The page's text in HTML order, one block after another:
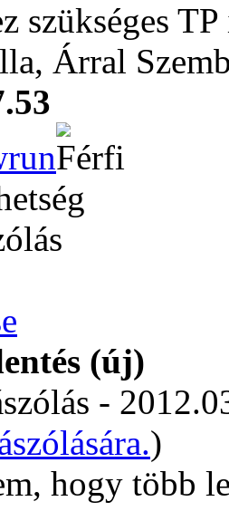
szükséges
Árral
(új)
-
)
hogy több